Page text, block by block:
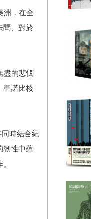
洲，在全
聞、對於
盡的悲憫
車諾比核
時結合紀
韌性中蘊